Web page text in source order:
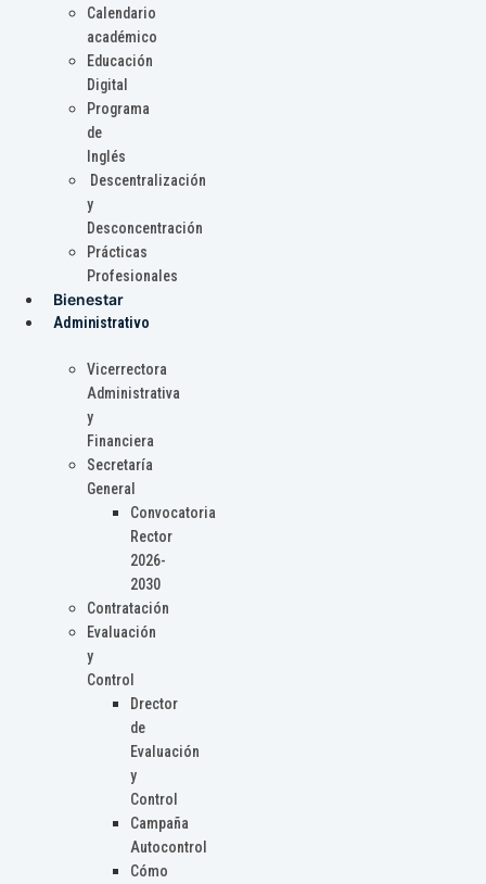
Calendario
académico
Educación
Digital
Programa
de
Inglés
Descentralización
y
Desconcentración
Prácticas
Profesionales
Bienestar
Administrativo
Vicerrectora
Administrativa
y
Financiera
Secretaría
General
Convocatoria
Rector
2026-
2030
Contratación
Evaluación
y
Control
Drector
de
Evaluación
y
Control
Campaña
Autocontrol
Cómo